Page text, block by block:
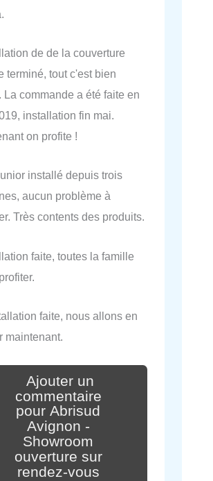
de de la couverture
terminé, tout c'est bien
La commande a été faite en
installation fin mai.
on profite !
installé depuis trois
aucun problème à
Très contents des produits.
faite, toutes la famille
faite, nous allons en
maintenant.
Ajouter un
commentaire
pour Abrisud
Avignon -
Showroom
ouverture sur
rendez-vous